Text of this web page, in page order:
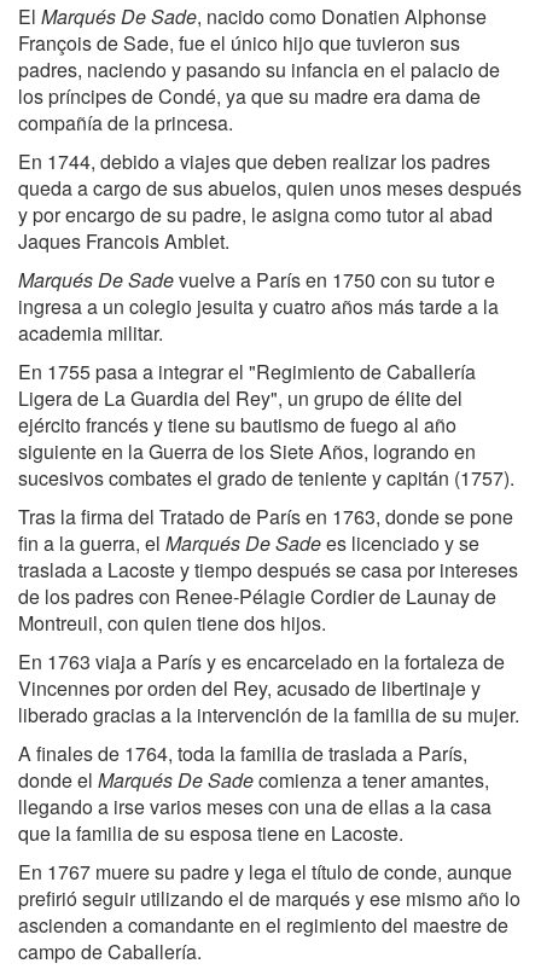
El Marqués De Sade, nacido como Donatien Alphonse
François de Sade, fue el único hijo que tuvieron sus
padres, naciendo y pasando su infancia en el palacio de
los príncipes de Condé, ya que su madre era dama de
compañía de la princesa.
En 1744, debido a viajes que deben realizar los padres
queda a cargo de sus abuelos, quien unos meses después
y por encargo de su padre, le asigna como tutor al abad
Jaques Francois Amblet.
Marqués De Sadevuelve a París en 1750 con su tutor e
ingresa a un colegio jesuita y cuatro años más tarde a la
academia militar.
En 1755 pasa a integrar el "Regimiento de Caballería
Ligera de La Guardia del Rey", un grupo de élite del
ejército francés y tiene su bautismo de fuego al año
siguiente en la Guerra de los Siete Años, logrando en
sucesivos combates el grado de teniente y capitán (1757).
Tras la firma del Tratado de París en 1763, donde se pone
fin a la guerra, el Marqués De Sadees licenciado y se
traslada a Lacoste y tiempo después se casa por intereses
de los padres con Renee-Pélagie Cordier de Launay de
Montreuil, con quien tiene dos hijos.
En 1763 viaja a París y es encarcelado en la fortaleza de
Vincennes por orden del Rey, acusado de libertinaje y
liberado gracias a la intervención de la familia de su mujer.
A finales de 1764, toda la familia de traslada a París,
donde el Marqués De Sadecomienza a tener amantes,
llegando a irse varios meses con una de ellas a la casa
que la familia de su esposa tiene en Lacoste.
En 1767 muere su padre y lega el título de conde, aunque
prefirió seguir utilizando el de marqués y ese mismo año lo
ascienden a comandante en el regimiento del maestre de
campo de Caballería.